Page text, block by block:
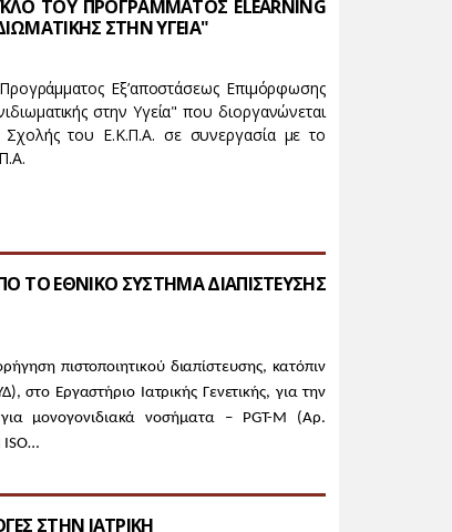
ΤΟΥ ΠΡΟΓΡΑΜΜΑΤΟΣ ELEARNING
ΣΤΗΝ ΥΓΕΙΑ"
Εξ’αποστάσεως Επιμόρφωσης
στην Υγεία" που διοργανώνεται
Σχολής του Ε.Κ.Π.Α. σε συνεργασία με το
ΤΟ ΕΘΝΙΚΟ ΣΥΣΤΗΜΑ ΔΙΑΠΙΣΤΕΥΣΗΣ
πιστοποιητικού διαπίστευσης, κατόπιν
στο Εργαστήριο Ιατρικής Γενετικής, για την
μονογονιδιακά νοσήματα – PGT-M (Αρ.
ISO…
ΣΤΗΝ ΙΑΤΡΙΚΗ